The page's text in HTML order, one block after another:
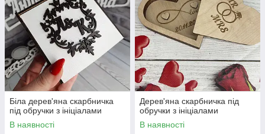
Біла дерев'яна скарбничка
під обручки з ініціалами
В наявності
Дерев'яна скарбничка під
обручки з ініціалами
В наявності